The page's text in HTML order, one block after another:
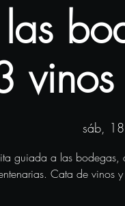
sáb,
guiada a las bodegas,
Cata de vinos